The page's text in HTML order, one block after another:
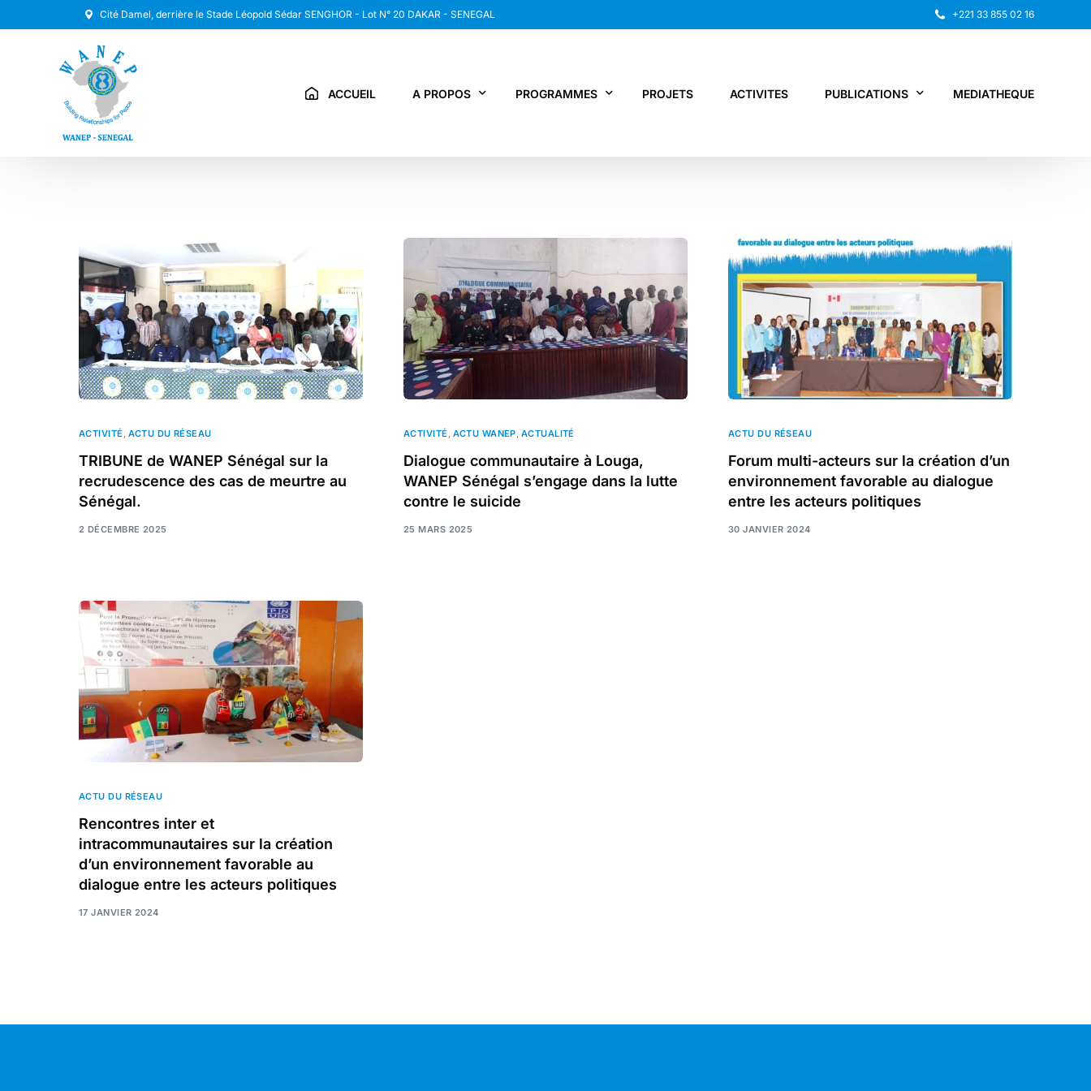
Cité Damel, derrière le Stade Léopold Sédar SENGHOR - Lot N° 20 DAKAR - SENEGAL +221 33 855 02 16
ACCUEIL A PROPOS PROGRAMMES
JPS / EPNV
FPS / WIPNET
EDBG
PROJETS ACTIVITES PUBLICATIONS
Autres publications
MEDIATHEQUE
ACTIVITÉ , ACTU DU RÉSEAU
TRIBUNE de WANEP Sénégal sur la
recrudescence des cas de meurtre au
Sénégal.
2 DÉCEMBRE 2025
ACTIVITÉ , ACTU WANEP, ACTUALITÉ
Dialogue communautaire à Louga,
WANEP Sénégal s’engage dans la lutte
contre le suicide
25 MARS 2025
ACTU DU RÉSEAU
Forum multi-acteurs sur la création d’un
environnement favorable au dialogue
entre les acteurs politiques
30 JANVIER 2024
ACTU DU RÉSEAU
Rencontres inter et
intracommunautaires sur la création
d’un environnement favorable au
dialogue entre les acteurs politiques
17 JANVIER 2024